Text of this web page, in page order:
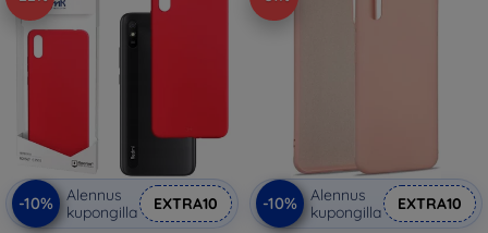
-10%
Alennus
kupongilla
EXTRA10 -10%
Alennus
kupongilla
EXTRA10